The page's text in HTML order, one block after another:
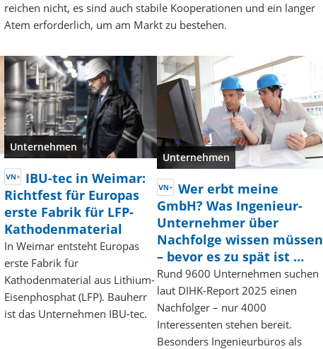
reichen nicht, es sind auch stabile Kooperationen und ein langer
Atem erforderlich, um am Markt zu bestehen.
Unternehmen
IBU-tec in Weimar:
Richtfest für Europas
erste Fabrik für LFP-
Kathodenmaterial
In Weimar entsteht Europas
erste Fabrik für
Kathodenmaterial aus Lithium-
Eisenphosphat (LFP). Bauherr
ist das Unternehmen IBU-tec.
Unternehmen
Wer erbt meine
GmbH? Was Ingenieur-
Unternehmer über
Nachfolge wissen müssen
– bevor es zu spät ist …
Rund 9600 Unternehmen suchen
laut DIHK-Report 2025 einen
Nachfolger – nur 4000
Interessenten stehen bereit.
Besonders Ingenieurbüros als